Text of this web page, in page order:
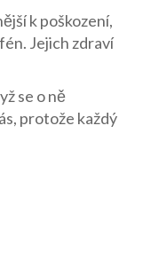
k poškození,
Jejich zdraví
se o ně
protože každý